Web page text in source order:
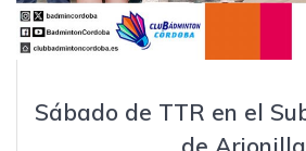
Sábado de TTR en el
de Arjonilla